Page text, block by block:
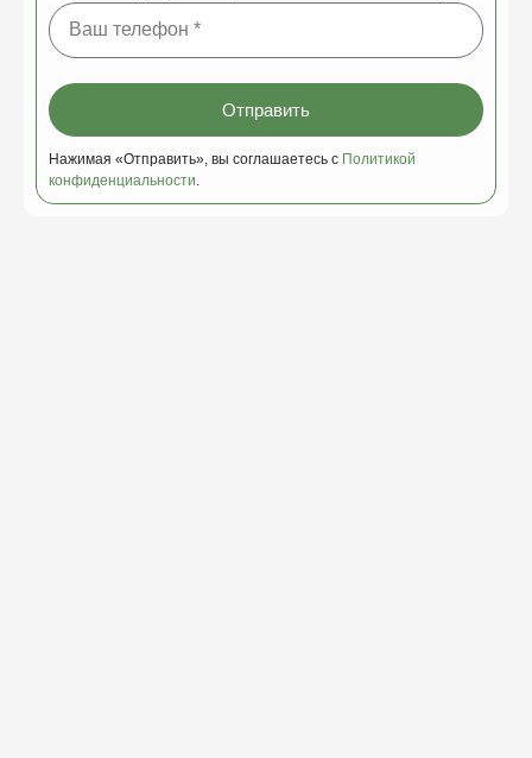
Отправить
Нажимая «Отправить», вы соглашаетесь с Политикой
конфиденциальности.